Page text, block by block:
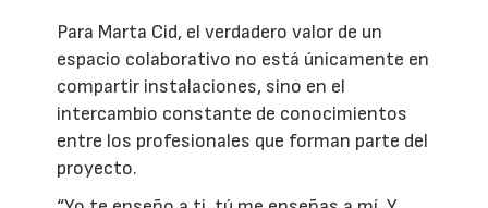
Para Marta Cid, el verdadero valor de un
espacio colaborativo no está únicamente en
compartir instalaciones, sino en el
intercambio constante de conocimientos
entre los profesionales que forman parte del
proyecto.